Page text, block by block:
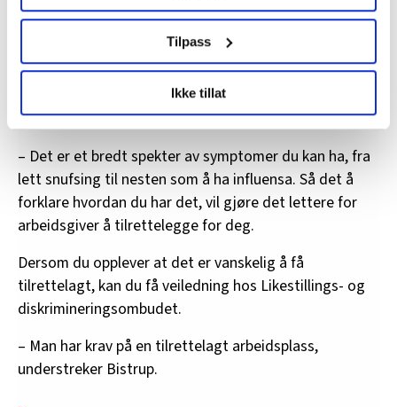
brukes. Du kan hele tiden endre eller trekke tilbake ditt
samtykke fra erklæringen om informasjonskapsler.
LO Medias publikasjoner frifagbevegelse.no, hk-nytt.no
og fontene.no bruker informasjonskapsler (cookies) for å
lære hvordan våre nettsider blir brukt slik at vi tilby
statistikk.
Vi deler bare informasjon om hvordan du bruker
nettstedet med LO Medias egne samarbeidspartnere
innenfor analyse og annonsering. Disse er angitt i
Tilpass
Ikke tillat
Allergikere har krav på en tilrettelagt arbeidsplass, påpeker
Anna Bistrup i Norges Astma- og Allergiforbund .
– Det er et bredt spekter av symptomer du kan ha, fra
lett snufsing til nesten som å ha influensa. Så det å
forklare hvordan du har det, vil gjøre det lettere for
arbeidsgiver å tilrettelegge for deg.
Dersom du opplever at det er vanskelig å få
tilrettelagt, kan du få veiledning hos Likestillings- og
diskrimineringsombudet.
– Man har krav på en tilrettelagt arbeidsplass,
understreker Bistrup.